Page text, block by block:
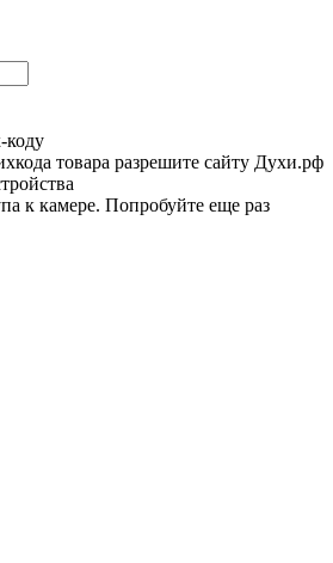
коду
товара разрешите сайту Духи.рф
к камере. Попробуйте еще раз